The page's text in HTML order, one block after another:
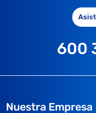
600
Nuestra Empresa